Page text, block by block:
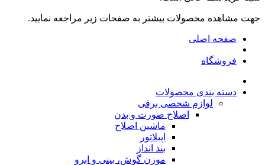
جهت مشاهده محصولات بیشتر به صفحات زیر مراجعه نمایید.
صفحه اصلی
فروشگاه
دسته بندی محصولات
لوازم شخصی برقی
اصلاح صورت و بدن
ماشین اصلاح
اپیلاتور
بند انداز
موزن گوش، بینی و ابرو